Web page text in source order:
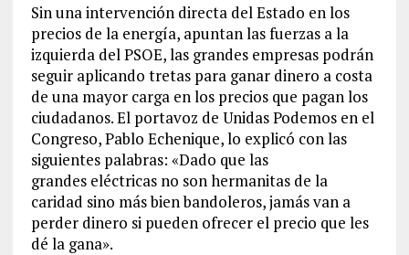
Sin una intervención directa del Estado en los
precios de la energía, apuntan las fuerzas a la
izquierda del PSOE, las grandes empresas podrán
seguir aplicando tretas para ganar dinero a costa
de una mayor carga en los precios que pagan los
ciudadanos. El portavoz de Unidas Podemos en el
Congreso, Pablo Echenique, lo explicó con las
siguientes palabras: «Dado que las
grandes eléctricas no son hermanitas de la
caridad sino más bien bandoleros, jamás van a
perder dinero si pueden ofrecer el precio que les
dé la gana».